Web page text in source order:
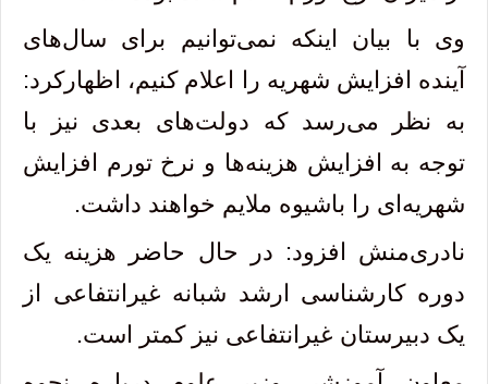
وی با بیان اینکه نمی‌توانیم برای سال‌های
آینده افزایش شهریه را اعلام کنیم، اظهارکرد:
به نظر می‌رسد که دولت‌های بعدی نیز با
توجه به افزایش هزینه‌ها و نرخ تورم افزایش
شهریه‌ای را باشیوه ملایم خواهند داشت.
نادری‌منش افزود: در حال حاضر هزینه یک
دوره کارشناسی ارشد شبانه غیرانتفاعی از
یک دبیرستان غیرانتفاعی نیز کمتر است.